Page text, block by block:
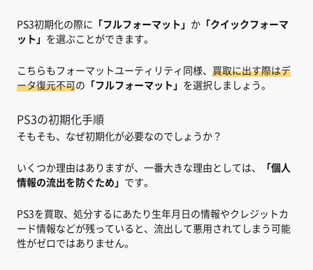
PS3初期化の際に 「フルフォーマット」 か 「クイックフォーマ
ット」 を選ぶことができます。
こちらもフォーマットユーティリティ同様、 買取に出す際はデ
ータ復元不可の 「フルフォーマット」 を選択しましょう。
PS3の初期化手順
そもそも、なぜ初期化が必要なのでしょうか？
いくつか理由はありますが、一番大きな理由としては、
「個人
情報の流出を防ぐため」 です。
PS3を買取、処分するにあたり生年月日の情報やクレジットカ
ード情報などが残っていると、流出して悪用されてしまう可能
性がゼロではありません。